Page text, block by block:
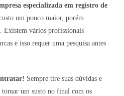
especializada em registro de
um pouco maior, porém
Existem vários profissionais
e isso requer uma pesquisa antes
Sempre tire suas dúvidas e
tomar um susto no final com os